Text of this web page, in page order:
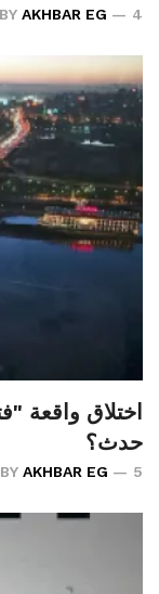
BY AKHBAR EG 4 ساعات AGO
اختلاق واقعة
حدث؟
BY AKHBAR EG 5 ساعات AGO